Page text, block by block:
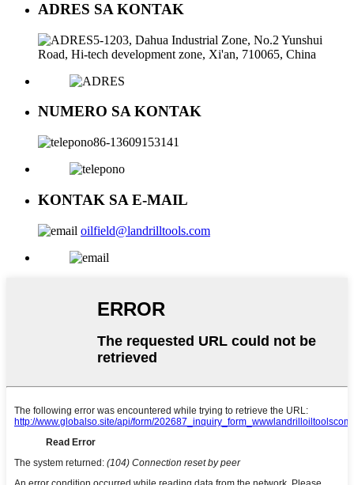
ADRES SA KONTAK
5-1203, Dahua Industrial Zone, No.2 Yunshui
Road, Hi-tech development zone, Xi'an, 710065, China
NUMERO SA KONTAK
86-13609153141
KONTAK SA E-MAIL
oilfield@landrilltools.com